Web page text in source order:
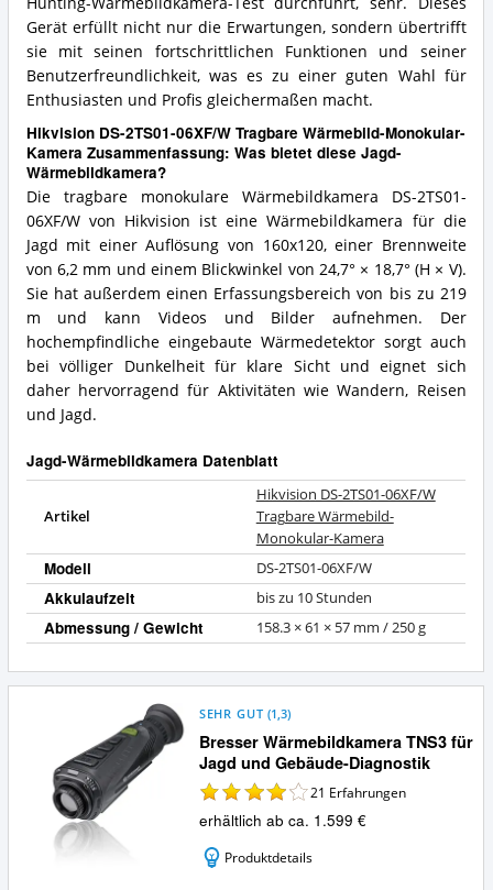
Gerät erfüllt nicht nur die Erwartungen, sondern übertrifft
sie mit seinen fortschrittlichen Funktionen und seiner
Benutzerfreundlichkeit, was es zu einer guten Wahl für
Enthusiasten und Profis gleichermaßen macht.
Hikvision DS-2TS01-06XF/W Tragbare Wärmebild-Monokular-
Kamera Zusammenfassung: Was bietet diese Jagd-
Wärmebildkamera?
Die tragbare monokulare Wärmebildkamera DS-2TS01-
06XF/W von Hikvision ist eine Wärmebildkamera für die
Jagd mit einer Auflösung von 160x120, einer Brennweite
von 6,2 mm und einem Blickwinkel von 24,7° × 18,7° (H × V).
Sie hat außerdem einen Erfassungsbereich von bis zu 219
m und kann Videos und Bilder aufnehmen. Der
hochempfindliche eingebaute Wärmedetektor sorgt auch
bei völliger Dunkelheit für klare Sicht und eignet sich
daher hervorragend für Aktivitäten wie Wandern, Reisen
und Jagd.
Jagd-Wärmebildkamera Datenblatt
Artikel
Hikvision DS-2TS01-06XF/W
Tragbare Wärmebild-
Monokular-Kamera
Modell DS-2TS01-06XF/W
Akkulaufzeit bis zu 10 Stunden
Abmessung / Gewicht 158.3 × 61 × 57 mm / 250 g
Bresser Wärmebildkamera TNS3 für
Jagd und Gebäude-Diagnostik
SEHR GUT (1,3)
21 Erfahrungen
erhältlich ab ca. 1.599 €
Produktdetails